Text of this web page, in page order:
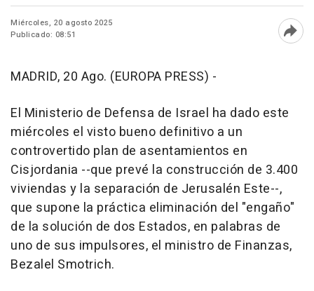
Miércoles, 20 agosto 2025
Publicado: 08:51
MADRID, 20 Ago. (EUROPA PRESS) -
El Ministerio de Defensa de Israel ha dado este
miércoles el visto bueno definitivo a un
controvertido plan de asentamientos en
Cisjordania --que prevé la construcción de 3.400
viviendas y la separación de Jerusalén Este--,
que supone la práctica eliminación del "engaño"
de la solución de dos Estados, en palabras de
uno de sus impulsores, el ministro de Finanzas,
Bezalel Smotrich.